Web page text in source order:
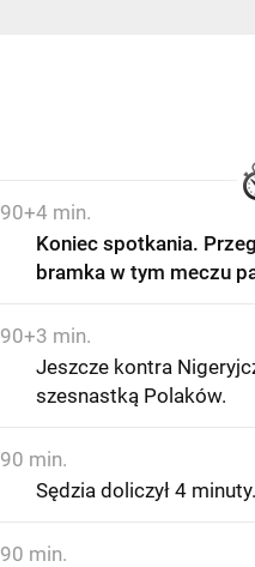
90+4 min.
Koniec spotkania.
bramka w tym meczu
90+3 min.
Jeszcze kontra
szesnastką Polaków.
90 min.
Sędzia doliczył 4 minuty.
90 min.